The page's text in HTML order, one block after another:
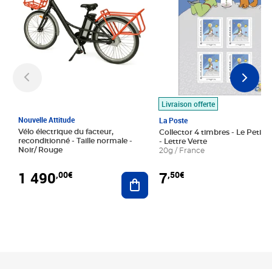
Nouvelle Attitude
Vélo électrique du facteur,
reconditionné - Taille normale -
Noir/ Rouge
1 490,00€ Ajouter au panier
Livraison offerte
La Poste
Collector 4 timbres - Le Petit
- Lettre Verte
20g / France
7,50€